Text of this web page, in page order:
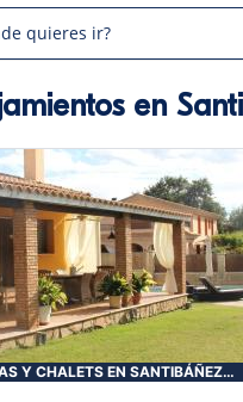
quieres ir?
en
Y CHALETS EN SANTIBÁÑEZ